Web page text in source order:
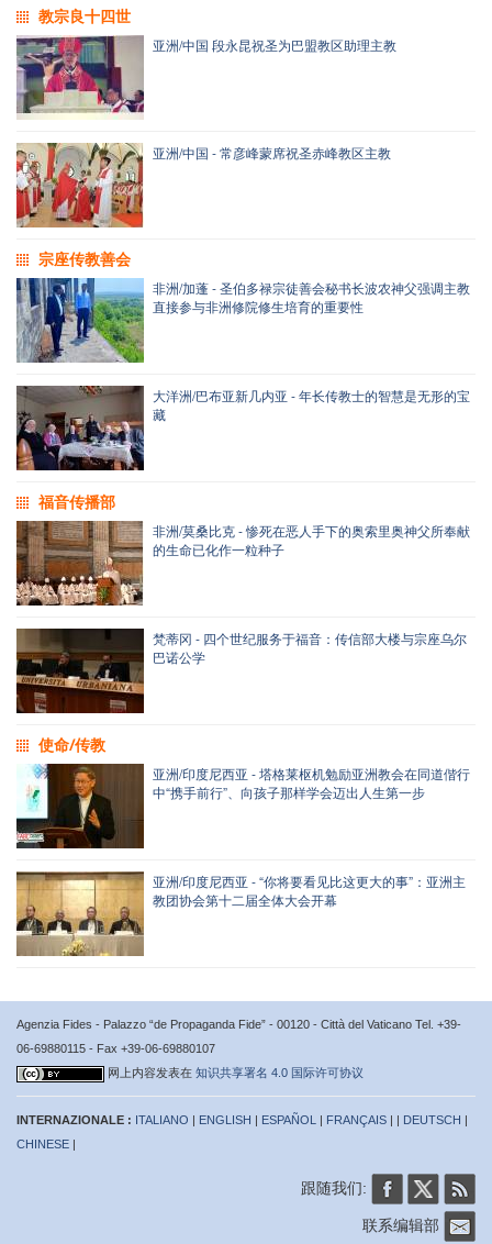
教宗良十四世
亚洲/中国 段永昆祝圣为巴盟教区助理主教
亚洲/中国 - 常彦峰蒙席祝圣赤峰教区主教
宗座传教善会
非洲/加蓬 - 圣伯多禄宗徒善会秘书长波农神父强调主教
直接参与非洲修院修生培育的重要性
大洋洲/巴布亚新几内亚 - 年长传教士的智慧是无形的宝
藏
福音传播部
非洲/莫桑比克 - 惨死在恶人手下的奥索里奥神父所奉献
的生命已化作一粒种子
梵蒂冈 - 四个世纪服务于福音：传信部大楼与宗座乌尔
巴诺公学
使命/传教
亚洲/印度尼西亚 - 塔格莱枢机勉励亚洲教会在同道偕行
中“携手前行”、向孩子那样学会迈出人生第一步
亚洲/印度尼西亚 - “你将要看见比这更大的事”：亚洲主
教团协会第十二届全体大会开幕
Agenzia Fides - Palazzo “de Propaganda Fide” - 00120 - Città del Vaticano Tel. +39-
06-69880115 - Fax +39-06-69880107
网上内容发表在 知识共享署名 4.0 国际许可协议
INTERNAZIONALE : ITALIANO | ENGLISH | ESPAÑOL | FRANÇAIS | | DEUTSCH |
CHINESE |
跟随我们:
联系编辑部